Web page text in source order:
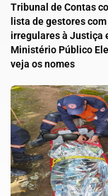
Tribunal de Contas
lista de gestores
irregulares à Justiça
Ministério Público
veja os nomes